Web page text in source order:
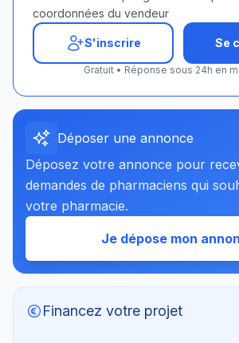
coordonnées du vendeur
S'inscrire Se
Gratuit • Réponse sous 24h en
Déposer une annonce
Déposez votre annonce pour
demandes de pharmaciens qui
votre pharmacie.
Je dépose mon
Financez votre projet